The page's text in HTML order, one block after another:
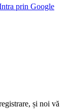
prin Google
și noi vă